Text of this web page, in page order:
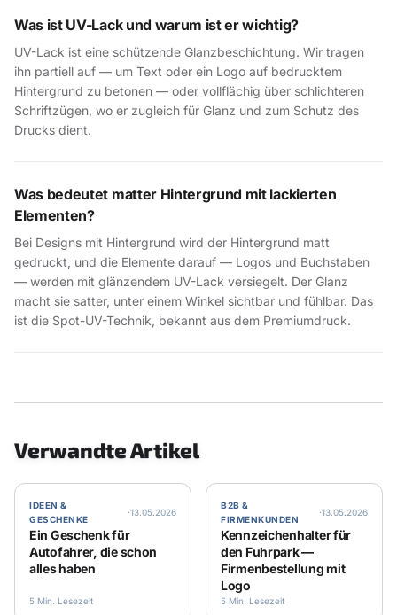
Was ist UV-Lack und warum ist er wichtig?
UV-Lack ist eine schützende Glanzbeschichtung. Wir tragen
ihn partiell auf — um Text oder ein Logo auf bedrucktem
Hintergrund zu betonen — oder vollflächig über schlichteren
Schriftzügen, wo er zugleich für Glanz und zum Schutz des
Drucks dient.
Was bedeutet matter Hintergrund mit lackierten
Elementen?
Bei Designs mit Hintergrund wird der Hintergrund matt
gedruckt, und die Elemente darauf — Logos und Buchstaben
— werden mit glänzendem UV-Lack versiegelt. Der Glanz
macht sie satter, unter einem Winkel sichtbar und fühlbar. Das
ist die Spot-UV-Technik, bekannt aus dem Premiumdruck.
Verwandte Artikel
IDEEN &
GESCHENKE
·13.05.2026
Ein Geschenk für
Autofahrer, die schon
alles haben
5 Min. Lesezeit
B2B &
FIRMENKUNDEN
·13.05.2026
Kennzeichenhalter für
den Fuhrpark —
Firmenbestellung mit
Logo
5 Min. Lesezeit